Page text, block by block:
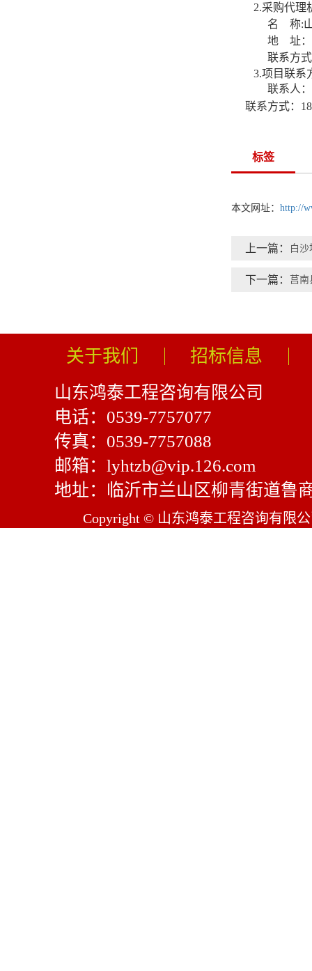
2.采购代理
名
称:
地
址
联系方
3.项目联系
联系人：
联系方式：
标签
本文网址： http://
上一篇： 白
下一篇： 莒南
关于我们 招标信息
山东鸿泰工程咨询有限公司
电话：0539-7757077
传真：0539-7757088
邮箱：lyhtzb@vip.126.com
地址：临沂市兰山区柳青街道鲁
Copyright © 山东鸿泰工程咨询有限